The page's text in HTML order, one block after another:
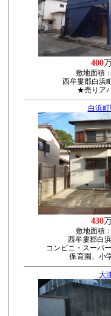
400
敷地面積
西牟婁郡白浜
★売りア
白浜
430
敷地面積
西牟婁郡白
コンビニ・スーパ
保育園、小
大